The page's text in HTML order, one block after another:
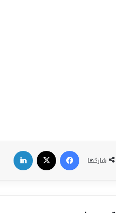
شاركها
فيسبوك